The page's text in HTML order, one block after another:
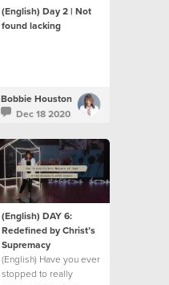
(English) Day 2 | Not
found lacking
Bobbie Houston
Dec 18 2020
(English) DAY 6:
Redefined by Christ’s
Supremacy
(English) Have you ever
stopped to really